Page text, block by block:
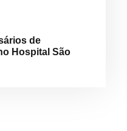
de
Hospital São